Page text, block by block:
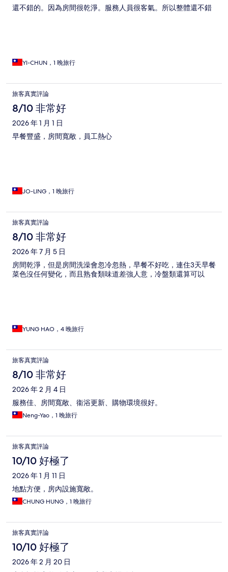
還不錯的。因為房間很乾淨。服務人員很客氣。所以整體還不錯
YI-CHUN，1 晚旅行
旅客真實評論
8/10 非常好
2026 年 1 月 1 日
早餐豐盛，房間寬敞，員工熱心
JO-LING，1 晚旅行
旅客真實評論
8/10 非常好
2026 年 7 月 5 日
房間乾淨，但是房間洗澡會忽冷忽熱，早餐不好吃，連住3天早餐
菜色沒任何變化，而且熟食類味道差強人意，冷盤類還算可以
YUNG HAO，4 晚旅行
旅客真實評論
8/10 非常好
2026 年 2 月 4 日
服務佳、房間寬敞、衞浴更新、購物環境很好。
Neng-Yao，1 晚旅行
旅客真實評論
10/10 好極了
2026 年 1 月 11 日
地點方便，房內設施寬敞。
CHUNG HUNG，1 晚旅行
旅客真實評論
10/10 好極了
2026 年 2 月 20 日